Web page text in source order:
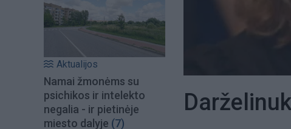
Aktualijos
Namai žmonėms su
psichikos ir intelekto
negalia - ir pietinėje
miesto dalyje (7)